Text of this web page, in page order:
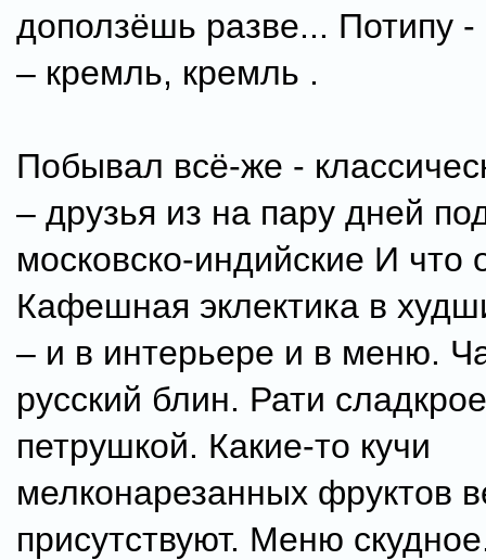
доползёшь разве... Потипу -
– кремль, кремль .
Побывал всё-же -
– друзья из на пару дней
московско-индийские И что
Кафешная эклектика в
– и в интерьере и в меню.
русский блин. Рати
петрушкой. Какие-то кучи
мелконарезанных фруктов
присутствуют. Меню